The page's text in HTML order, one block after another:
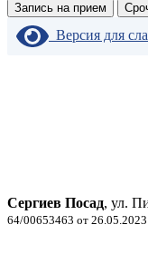
Запись на прием
Версия для
Сергиев Посад, ул.
64/00653463 от 26.05.2023